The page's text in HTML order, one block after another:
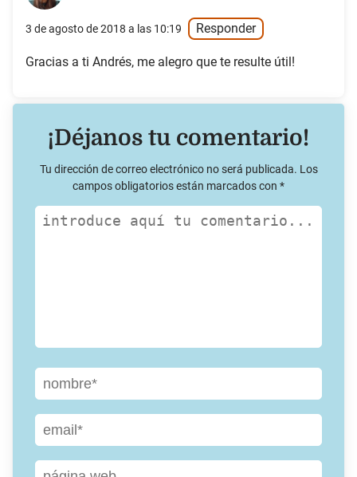
3 de agosto de 2018 a las 10:19 Responder
Gracias a ti Andrés, me alegro que te resulte útil!
¡Déjanos tu comentario!
Tu dirección de correo electrónico no será publicada. Los
campos obligatorios están marcados con *